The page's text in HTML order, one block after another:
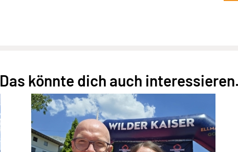
Das könnte dich auch